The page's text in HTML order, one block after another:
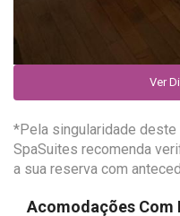
Ver
*Pela singularidade
SpaSuites recomenda
a sua reserva com
Acomodações Com